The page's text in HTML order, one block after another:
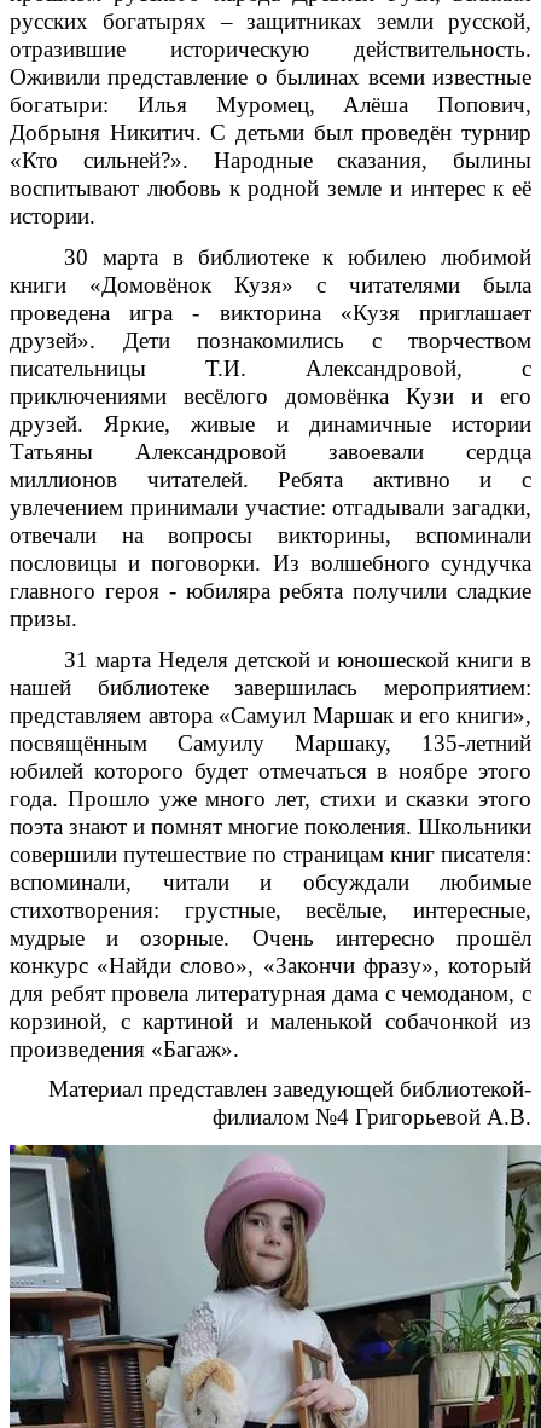
русских богатырях – защитниках земли русской,
отразившие историческую действительность.
Оживили представление о былинах всеми известные
богатыри: Илья Муромец, Алёша Попович,
Добрыня Никитич. С детьми был проведён турнир
«Кто сильней?». Народные сказания, былины
воспитывают любовь к родной земле и интерес к её
истории.
30 марта в библиотеке к юбилею любимой
книги «Домовёнок Кузя» с читателями была
проведена игра - викторина «Кузя приглашает
друзей». Дети познакомились с творчеством
писательницы Т.И. Александровой, с
приключениями весёлого домовёнка Кузи и его
друзей. Яркие, живые и динамичные истории
Татьяны Александровой завоевали сердца
миллионов читателей. Ребята активно и с
увлечением принимали участие: отгадывали загадки,
отвечали на вопросы викторины, вспоминали
пословицы и поговорки. Из волшебного сундучка
главного героя - юбиляра ребята получили сладкие
призы.
З1 марта Неделя детской и юношеской книги в
нашей библиотеке завершилась мероприятием:
представляем автора «Самуил Маршак и его книги»,
посвящённым Самуилу Маршаку, 135-летний
юбилей которого будет отмечаться в ноябре этого
года. Прошло уже много лет, стихи и сказки этого
поэта знают и помнят многие поколения. Школьники
совершили путешествие по страницам книг писателя:
вспоминали, читали и обсуждали любимые
стихотворения: грустные, весёлые, интересные,
мудрые и озорные. Очень интересно прошёл
конкурс «Найди слово», «Закончи фразу», который
для ребят провела литературная дама с чемоданом, с
корзиной, с картиной и маленькой собачонкой из
произведения «Багаж».
Материал представлен заведующей библиотекой-
филиалом №4 Григорьевой А.В.